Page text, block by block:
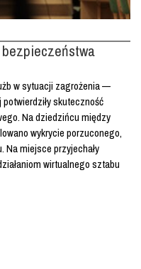
w sytuacji zagrożenia —
skuteczność
Na dziedzińcu między
wykrycie porzuconego,
miejsce przyjechały
wirtualnego sztabu